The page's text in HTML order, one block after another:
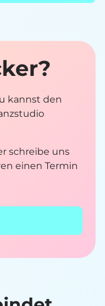
kannst den
schreibe uns
einen Termin